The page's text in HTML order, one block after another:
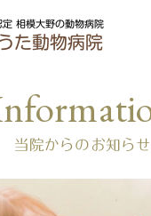
相模大野の動物病院
た動物病院
当院からのお知らせ